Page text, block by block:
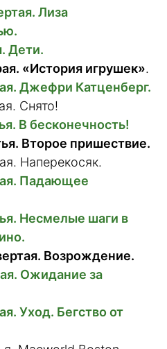
Лиза
Дети.
«История игрушек».
Джефри Катценберг.
Снято!
В бесконечность!
Второе пришествие.
Наперекосяк.
Падающее
Несмелые шаги в
Возрождение.
Ожидание за
Уход. Бегство от